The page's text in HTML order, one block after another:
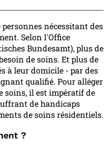
nécessitant des
Selon l'Office
Bundesamt), plus de
de soins. Et plus de
à leur domicile - par des
qualifié. Pour alléger
soins, il est impératif de
de handicaps
de soins résidentiels.
?